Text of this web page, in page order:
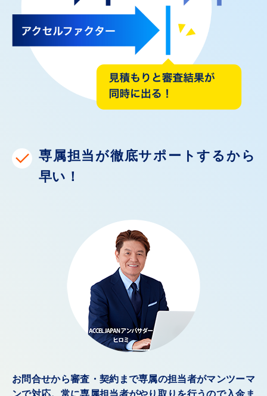
専属担当が徹底サポートするから
早い！
お問合せから審査・契約まで専属の担当者がマンツーマ